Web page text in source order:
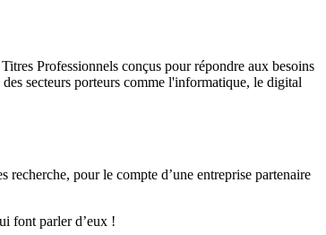
Professionnels conçus pour répondre aux besoins
secteurs porteurs comme l'informatique, le digital
pour le compte d’une entreprise partenaire
font parler d’eux !